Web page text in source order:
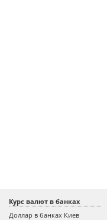
Курс валют в банках
Доллар в банках Киев